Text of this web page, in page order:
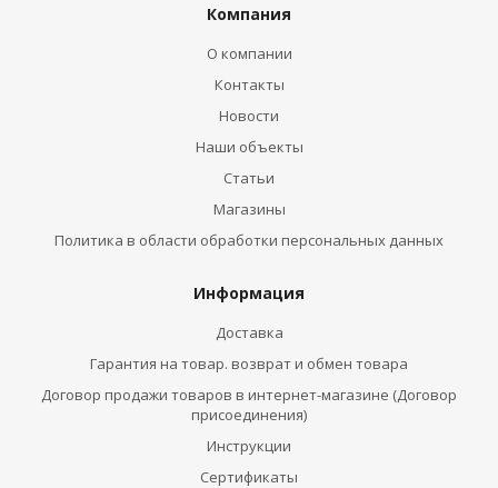
Компания
О компании
Контакты
Новости
Наши объекты
Статьи
Магазины
Политика в области обработки персональных данных
Информация
Доставка
Гарантия на товар. возврат и обмен товара
Договор продажи товаров в интернет-магазине (Договор
присоединения)
Инструкции
Сертификаты